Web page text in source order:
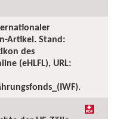
Artikel. Stand:
des
(eHLFL), URL: